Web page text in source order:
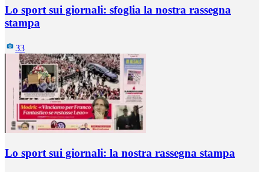
Lo sport sui giornali: sfoglia la nostra rassegna
stampa
33
Lo sport sui giornali: la nostra rassegna stampa